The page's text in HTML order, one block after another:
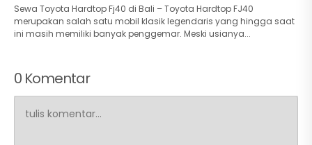
Sewa Toyota Hardtop Fj40 di Bali – Toyota Hardtop FJ40
merupakan salah satu mobil klasik legendaris yang hingga saat
ini masih memiliki banyak penggemar. Meski usianya...
0 Komentar